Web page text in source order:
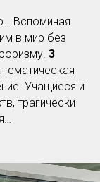
Вспоминая
в мир без
3
Учащиеся и
трагически